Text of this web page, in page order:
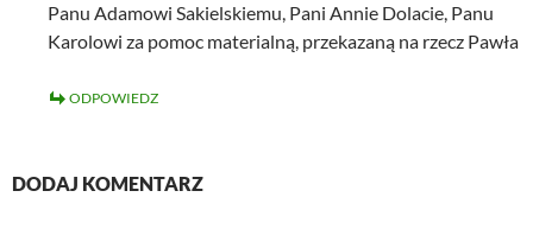
Panu Adamowi Sakielskiemu, Pani Annie Dolacie, Panu
Karolowi za pomoc materialną, przekazaną na rzecz Pawła
ODPOWIEDZ
DODAJ KOMENTARZ